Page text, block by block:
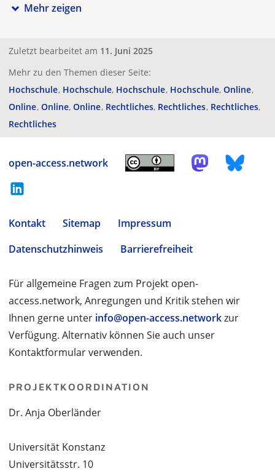
Mehr zeigen
Zuletzt bearbeitet am 11. Juni 2025
Mehr zu den Themen dieser Seite:
Hochschule Hochschule Hochschule Hochschule Online
Online Online Online Rechtliches Rechtliches Rechtliches
Rechtliches
open-access.network
Kontakt Sitemap
Impressum
Datenschutzhinweis
Barrierefreiheit
Für allgemeine Fragen zum Projekt open-
access.network, Anregungen und Kritik stehen wir
Ihnen gerne unter info@open-access.networkzur
Verfügung. Alternativ können Sie auch unser
Kontaktformular verwenden.
PROJEKTKOORDINATION
Dr. Anja Oberländer
Universität Konstanz
Universitätsstr. 10